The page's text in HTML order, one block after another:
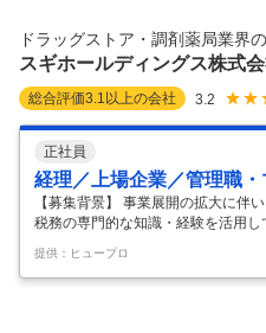
は】 店舗運営の他にも、自己申告
リアも可能（年に1度、自己申告書
ドラッグストア・調剤薬局業界
スギホールディングス株式
総合評価3.1 以上の会社 3.2
正社員
経理／上場企業／管理職
【募集背景】 事業展開の拡大に伴
税務の専門的な知識・経験を活用
する経理部への転換を図る必要性
中、経理・税務のプロフェッショ
核となるメンバーを募集していま
ス（スギグループの連結決算、グ
提供：ヒュープロ